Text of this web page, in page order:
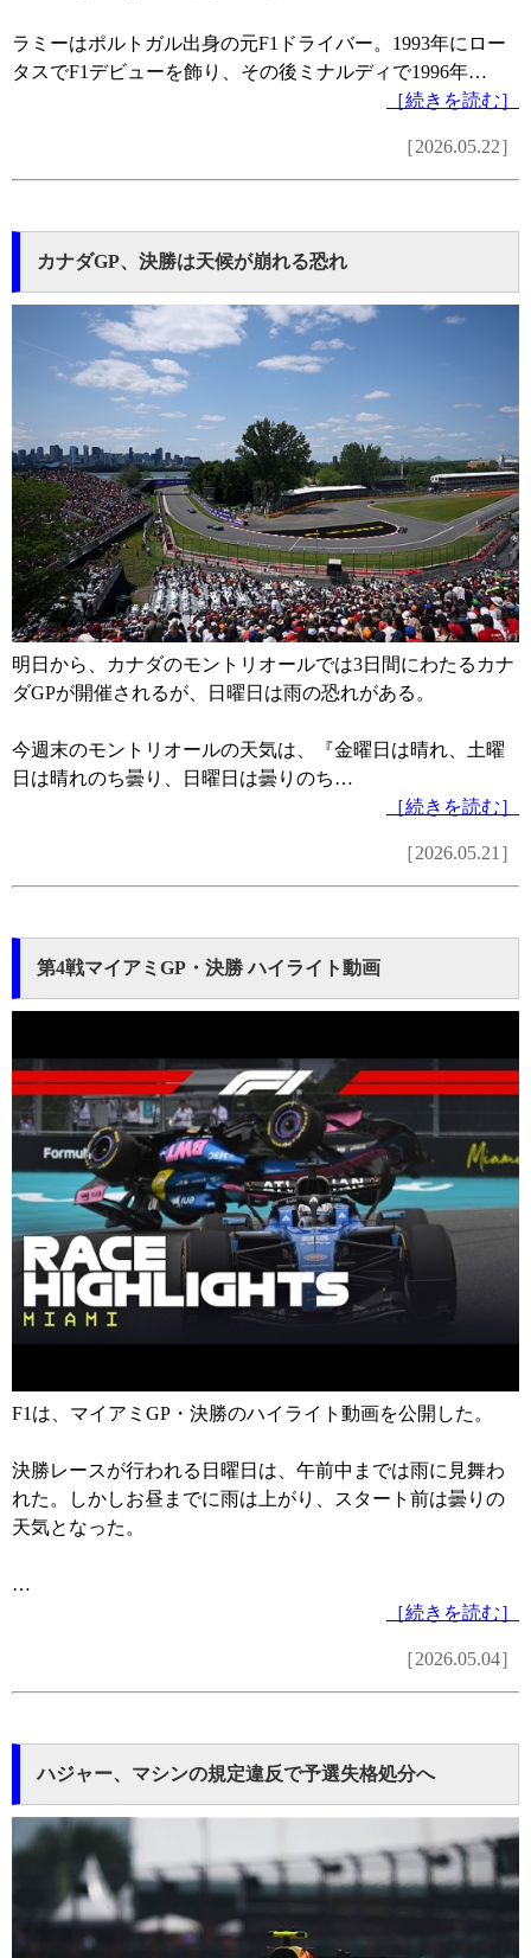
ラミーはポルトガル出身の元F1ドライバー。1993年にロー
タスでF1デビューを飾り、その後ミナルディで1996年…
［続きを読む］
［2026.05.22］
カナダGP、決勝は天候が崩れる恐れ
明日から、カナダのモントリオールでは3日間にわたるカナ
ダGPが開催されるが、日曜日は雨の恐れがある。
今週末のモントリオールの天気は、『金曜日は晴れ、土曜
日は晴れのち曇り、日曜日は曇りのち…
［続きを読む］
［2026.05.21］
第4戦マイアミGP・決勝 ハイライト動画
F1は、マイアミGP・決勝のハイライト動画を公開した。
決勝レースが行われる日曜日は、午前中までは雨に見舞わ
れた。しかしお昼までに雨は上がり、スタート前は曇りの
天気となった。
…
［続きを読む］
［2026.05.04］
ハジャー、マシンの規定違反で予選失格処分へ